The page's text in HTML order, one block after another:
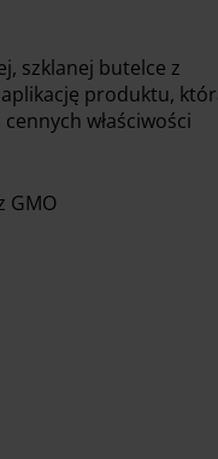
szklanej butelce z
produktu,
właściwości
GMO